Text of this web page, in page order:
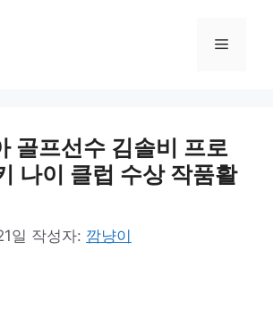
메
골프선수 김솔비 프로
나이 클럽 수상 작품활
일 작성자: 깜냥이